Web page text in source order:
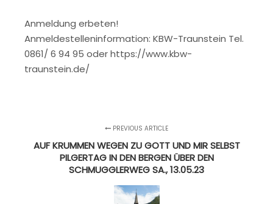
Anmeldung erbeten!
Anmeldestelleninformation: KBW-Traunstein Tel.
0861/ 6 94 95 oder https://www.kbw-
traunstein.de/
PREVIOUS ARTICLE
AUF KRUMMEN WEGEN ZU GOTT UND MIR SELBST
PILGERTAG IN DEN BERGEN ÜBER DEN
SCHMUGGLERWEG SA., 13.05.23